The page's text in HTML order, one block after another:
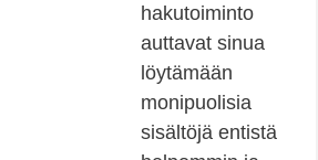
hakutoiminto
auttavat sinua
löytämään
monipuolisia
sisältöjä entistä